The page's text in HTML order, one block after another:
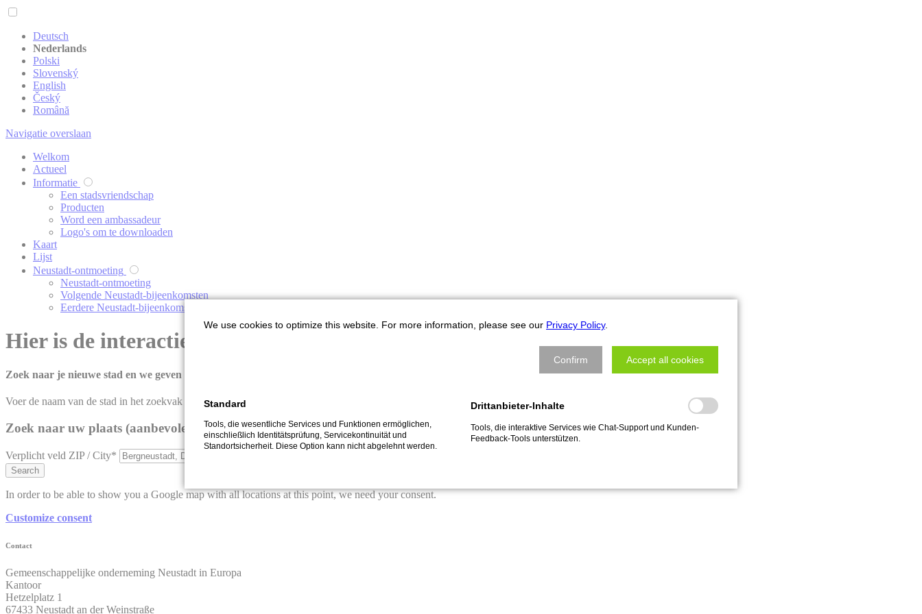
Deutsch
Nederlands
Polski
Slovenský
English
Český
Română
Navigatie overslaan
Welkom
Actueel
Informatie
Een stadsvriendschap
Producten
Word een ambassadeur
Logo's om te downloaden
Kaart
Lijst
Neustadt-ontmoeting
Neustadt-ontmoeting
Volgende Neustadt-bijeenkomsten
Eerdere Neustadt-bijeenkomsten
Hier is de interactieve kaart van alle Neustadts in Europa
Zoek naar je nieuwe stad en we geven er informatie over
Voer de naam van de stad in het zoekvak in of klik direct op een vlag. Een lijst met alle partnersteden is te vinden in de lijstweergave
Zoek naar uw plaats (aanbevolen: postcode, stad)
Verplicht veld ZIP / City*
Search
In order to be able to show you a Google map with all locations at this point, we need your consent.
Customize consent
Contact
Gemeenschappelijke onderneming Neustadt in Europa
Kantoor
Hetzelplatz 1
67433 Neustadt an der Weinstraße
We use cookies to optimize this website. For more information, please see our Privacy Policy.
Confirm Accept all cookies
Standard
Tools, die wesentliche Services und Funktionen ermöglichen,
einschließlich Identitätsprüfung, Servicekontinuität und
Standortsicherheit. Diese Option kann nicht abgelehnt werden.
Drittanbieter-Inhalte
Tools, die interaktive Services wie Chat-Support und Kunden-
Feedback-Tools unterstützen.